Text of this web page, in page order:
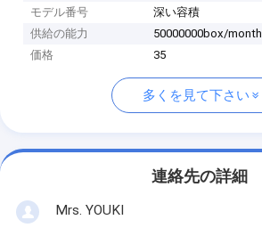
モデル番号
深い容積
供給の能力
50000000box/month
価格
35
多くを見て下さい
連絡先の詳細
Mrs. YOUKI